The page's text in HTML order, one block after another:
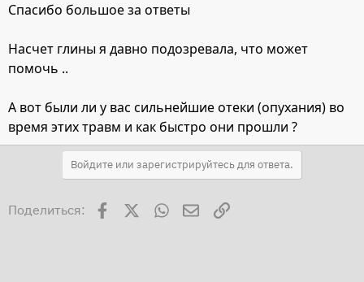
Спасибо большое за ответы
Насчет глины я давно подозревала, что может
помочь ..
А вот были ли у вас сильнейшие отеки (опухания) во
время этих травм и как быстро они прошли ?
Войдите или зарегистрируйтесь для ответа.
Поделиться: Facebook WhatsAppЭлектронная почта
Ссылка